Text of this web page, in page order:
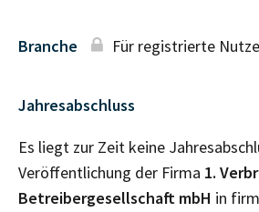
Branche Für registrierte
Jahresabschluss
Es liegt zur Zeit keine
Veröffentlichung der Firma 1.
Betreibergesellschaft mbH in